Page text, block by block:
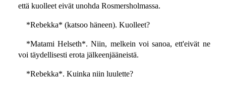
että kuolleet eivät unohda Rosmersholmassa.
*Rebekka* (katsoo häneen). Kuolleet?
*Matami Helseth*. Niin, melkein voi sanoa, ett'eivät ne
voi täydellisesti erota jälkeenjääneistä.
*Rebekka*. Kuinka niin luulette?